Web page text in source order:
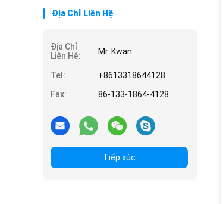
Địa Chỉ Liên Hệ
Địa Chỉ
Liên Hệ:
Mr. Kwan
Tel:
+8613318644128
Fax:
86-133-1864-4128
Tiếp xúc